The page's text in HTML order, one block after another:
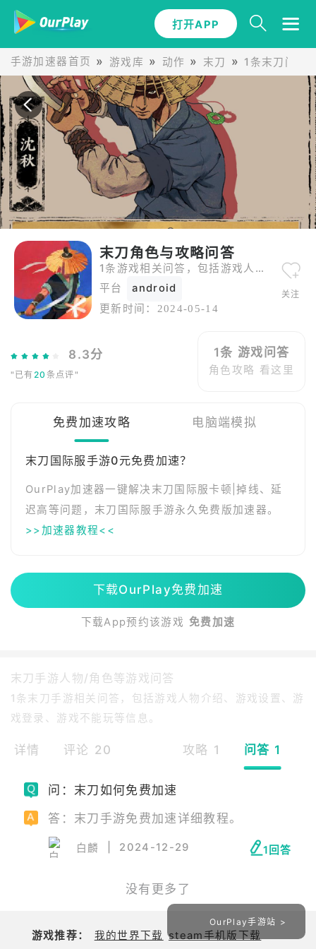
手游加速器首页 游戏库 动作 末刀 1条末刀问答
打开APP
末刀角色与攻略问答
1条游戏相关问答，包括游戏人物介绍、关卡攻略等。
平台
android
更新时间： 2024-05-14
关注
8.3分
"已有 20 条点评"
1条 游戏问答
角色攻略 看这里
免费加速攻略 电脑端模拟
末刀国际服手游0元免费加速？
OurPlay加速器一键解决末刀国际服卡顿|掉线、延
迟高等问题，末刀国际服手游永久免费版加速器。
>>加速器教程<<
下载OurPlay免费加速
下载App预约该游戏 免费加速
末刀手游人物/角色等游戏问答
1条末刀手游相关问答，包括游戏人物介绍、游戏设置、游
戏登录、游戏不能玩等信息。
详情 评论 20 攻略 1 问答 1
问：末刀如何免费加速
答：末刀手游免费加速详细教程。
白麟 2024-12-29 1回答
没有更多了
OurPlay手游站 >
游戏推荐： 我的世界下载 steam手机版下载